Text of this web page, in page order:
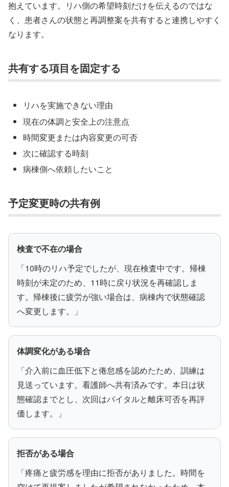
抱えています。リハ側の希望時刻だけを伝えるのではな
く、患者さんの状態と再調整案を共有すると連携しやすく
なります。
共有する項目を固定する
リハを実施できない理由
現在の体調と安全上の注意点
時間変更または内容変更の可否
次に確認する時刻
病棟側へ依頼したいこと
予定変更時の共有例
検査で不在の場合
「10時のリハ予定でしたが、現在検査中です。帰棟
時刻が未定のため、11時に戻り状況を再確認しま
す。帰棟後に疲労が強い場合は、病棟内で状態確認
へ変更します。」
体調変化がある場合
「介入前に血圧低下と倦怠感を認めたため、訓練は
見送っています。看護師へ共有済みです。本日は状
態確認までとし、次回はバイタルと離床可否を再評
価します。」
拒否がある場合
「疼痛と疲労感を理由に拒否がありました。時間を